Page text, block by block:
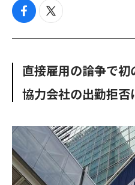
f
c
o
k
t
i
e
直接雇用の論争で
協力会社の出勤拒